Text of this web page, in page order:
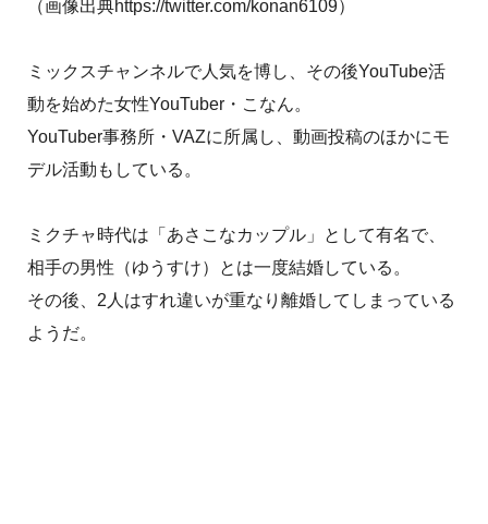
（画像出典https://twitter.com/konan6109）
ミックスチャンネルで人気を博し、その後YouTube活
動を始めた女性YouTuber・こなん。
YouTuber事務所・VAZに所属し、動画投稿のほかにモ
デル活動もしている。
ミクチャ時代は「あさこなカップル」として有名で、
相手の男性（ゆうすけ）とは一度結婚している。
その後、2人はすれ違いが重なり離婚してしまっている
ようだ。